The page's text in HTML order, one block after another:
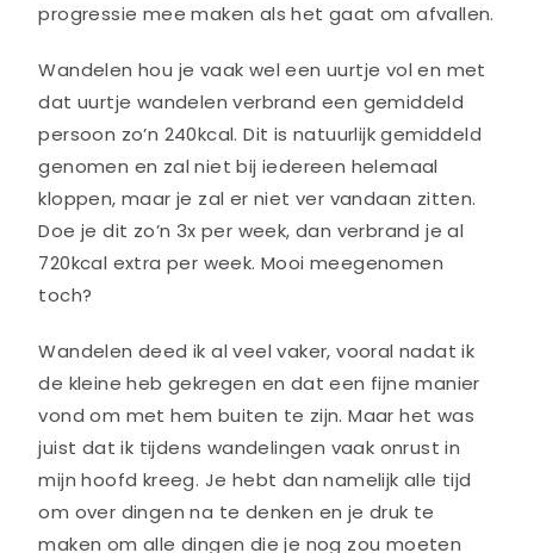
progressie mee maken als het gaat om afvallen.
Wandelen hou je vaak wel een uurtje vol en met
dat uurtje wandelen verbrand een gemiddeld
persoon zo’n 240kcal. Dit is natuurlijk gemiddeld
genomen en zal niet bij iedereen helemaal
kloppen, maar je zal er niet ver vandaan zitten.
Doe je dit zo’n 3x per week, dan verbrand je al
720kcal extra per week. Mooi meegenomen
toch?
Wandelen deed ik al veel vaker, vooral nadat ik
de kleine heb gekregen en dat een fijne manier
vond om met hem buiten te zijn. Maar het was
juist dat ik tijdens wandelingen vaak onrust in
mijn hoofd kreeg. Je hebt dan namelijk alle tijd
om over dingen na te denken en je druk te
maken om alle dingen die je nog zou moeten